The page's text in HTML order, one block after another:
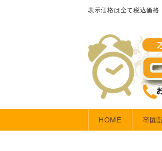
表示価格は全て税込価
HOME 卒園